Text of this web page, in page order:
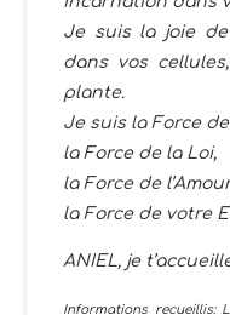
Je suis la joie
dans vos
plante.
Je suis la Force de
la Force de la Loi,
la Force de
la Force de votre
ANIEL, je
Informations recueillis: